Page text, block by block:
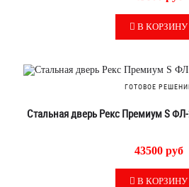
В КОРЗИНУ
ГОТОВОЕ
Стальная дверь Рекс Премиум S
43500 руб
В КОРЗИНУ